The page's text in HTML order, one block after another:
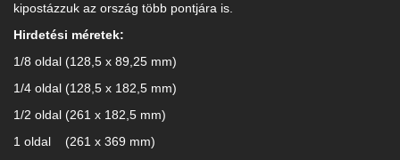
kipostázzuk az ország több pontjára is.
Hirdetési méretek:
1/8 oldal (128,5 x 89,25 mm)
1/4 oldal (128,5 x 182,5 mm)
1/2 oldal (261 x 182,5 mm)
1 oldal (261 x 369 mm)